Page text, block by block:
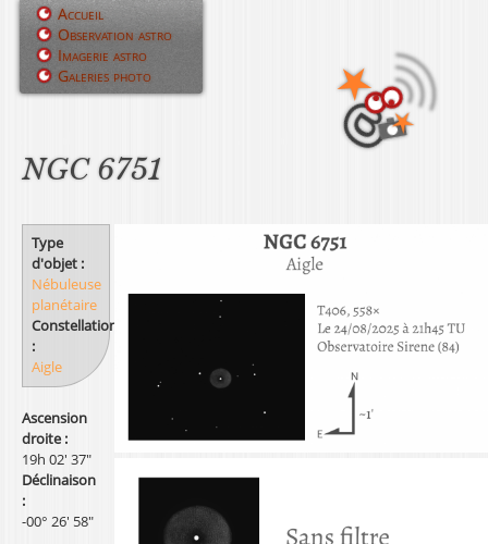
Jump to navigation
NGC 6751
Type
d'objet :
Nébuleuse
planétaire
Constellation
:
Aigle
Ascension
droite :
19h 02' 37"
Déclinaison
:
-00° 26' 58"
M
u
i
p
a
l
Accueil
Observation astro
Imagerie astro
Galeries photo